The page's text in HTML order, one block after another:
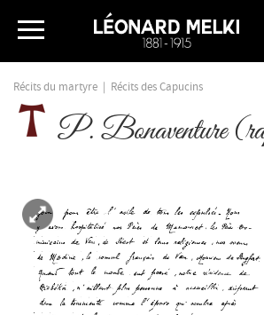
Récits du martyre Récits des Capucins
P. Bonaventure